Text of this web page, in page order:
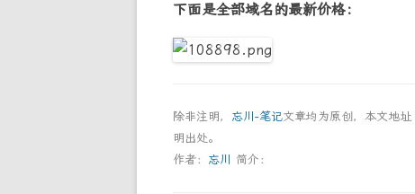
下面是全部域名的最新价格：
除非注明， 忘川-笔记文章均为原创，本文地址
明出处。
作者： 忘川 简介：